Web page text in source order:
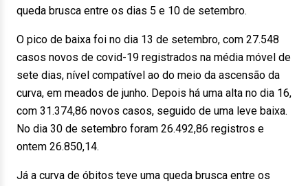
queda brusca entre os dias 5 e 10 de setembro.
O pico de baixa foi no dia 13 de setembro, com 27.548
casos novos de covid-19 registrados na média móvel de
sete dias, nível compatível ao do meio da ascensão da
curva, em meados de junho. Depois há uma alta no dia 16,
com 31.374,86 novos casos, seguido de uma leve baixa.
No dia 30 de setembro foram 26.492,86 registros e
ontem 26.850,14.
Já a curva de óbitos teve uma queda brusca entre os